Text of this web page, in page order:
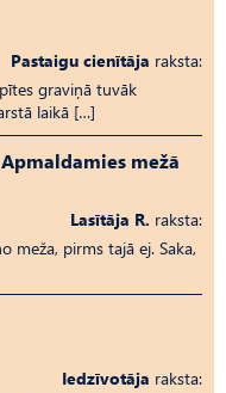
Pastaigu cienītāja raksta:
graviņā tuvāk
laikā […]
mežā
Lasītāja R. raksta:
meža, pirms tajā ej. Saka,
Iedzīvotāja raksta: